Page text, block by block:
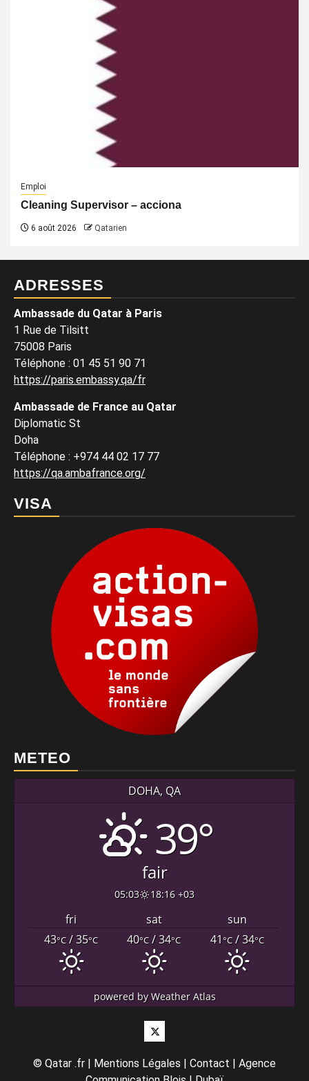
Emploi
Cleaning Supervisor – acciona
6 août 2026 Qatarien
ADRESSES
Ambassade du Qatar à Paris
1 Rue de Tilsitt
75008 Paris
Téléphone : 01 45 51 90 71
https://paris.embassy.qa/fr
Ambassade de France au Qatar
Diplomatic St
Doha
Téléphone : +974 44 02 17 77
https://qa.ambafrance.org/
VISA
METEO
DOHA, QA
39°
fair
05:03 18:16 +03
fri sat
sun
43°C/ 35°C 40°C/ 34°C 41°C/ 34°C
powered byWeather Atlas
Twitter
© Qatar .fr | Mentions Légales | Contact | Agence